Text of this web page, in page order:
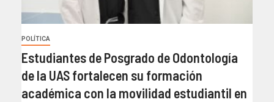
POLÍTICA
Estudiantes de Posgrado de Odontología
de la UAS fortalecen su formación
académica con la movilidad estudiantil en